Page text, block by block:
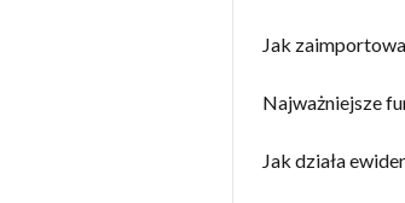
Jak
Najważniejsze
Jak działa